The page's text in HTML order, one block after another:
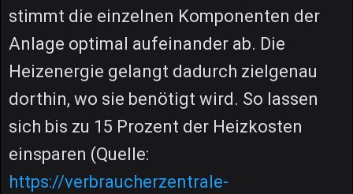
stimmt die einzelnen Komponenten der
Anlage optimal aufeinander ab. Die
Heizenergie gelangt dadurch zielgenau
dorthin, wo sie benötigt wird. So lassen
sich bis zu 15 Prozent der Heizkosten
einsparen (Quelle:
https://verbraucherzentrale-